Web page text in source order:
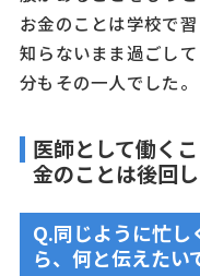
お金のことは学校で
知らないまま過ごし
分もその一人でした。
医師として働く
金のことは後回し
Q.同じように忙し
ら、何と伝えたい